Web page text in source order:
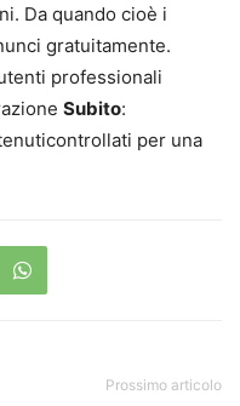
Da quando cioè i
gratuitamente.
professionali
Subito:
per una
Prossimo articolo